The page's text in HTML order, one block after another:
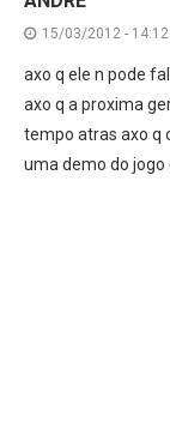
15/03/2012 - 14:12
axo q ele n pode
axo q a proxima
tempo atras axo q
uma demo do jogo